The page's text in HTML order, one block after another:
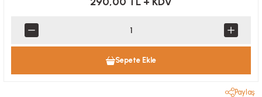
Sepete Ekle
Paylaş